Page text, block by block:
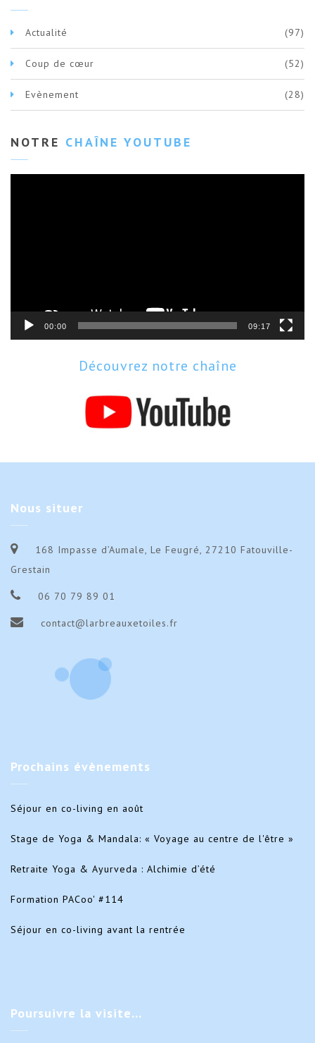
Actualité (97)
Coup de cœur (52)
Evènement (28)
NOTRE CHAÎNE YOUTUBE
00:00 09:17
Découvrez notre chaîne
Nous situer
168 Impasse d’Aumale, Le Feugré, 27210 Fatouville-
Grestain
06 70 79 89 01
contact@larbreauxetoiles.fr
Prochains évènements
Séjour en co-living en août
Stage de Yoga & Mandala: « Voyage au centre de l'être »
Retraite Yoga & Ayurveda : Alchimie d’été
Formation PACoo' #114
Séjour en co-living avant la rentrée
Poursuivre la visite…